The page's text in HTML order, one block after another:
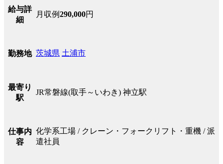
給与詳
細
月収例290,000円
勤務地 茨城県 土浦市
最寄り
駅
JR常磐線(取手～いわき) 神立駅
仕事内
容
化学系工場 / クレーン・フォークリフト・重機 / 派
遣社員